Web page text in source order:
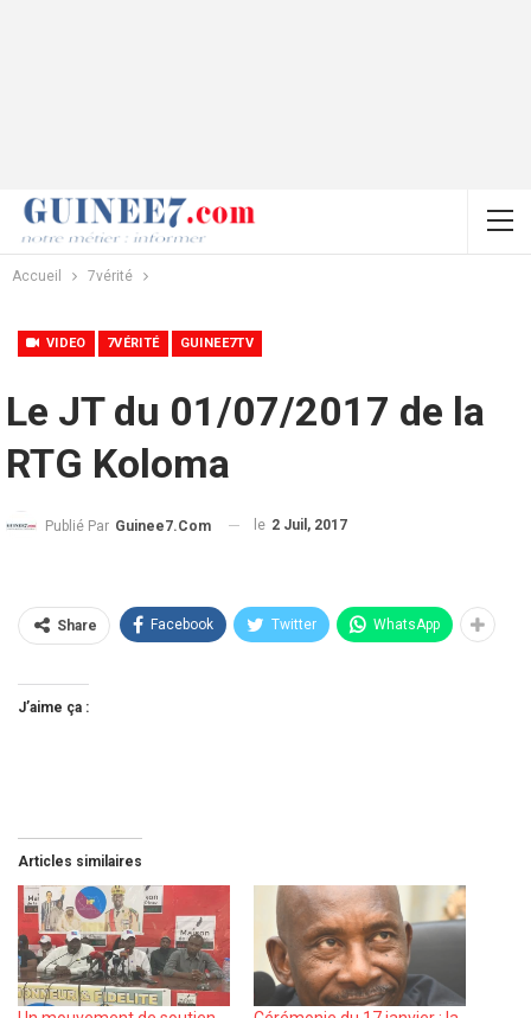
Accueil 7vérité
VIDEO 7VÉRITÉ GUINEE7TV
Le JT du 01/07/2017 de la
RTG Koloma
Publié Par Guinee7.com le 2 Juil, 2017
Share Facebook Twitter WhatsApp
J’aime ça :
Articles similaires